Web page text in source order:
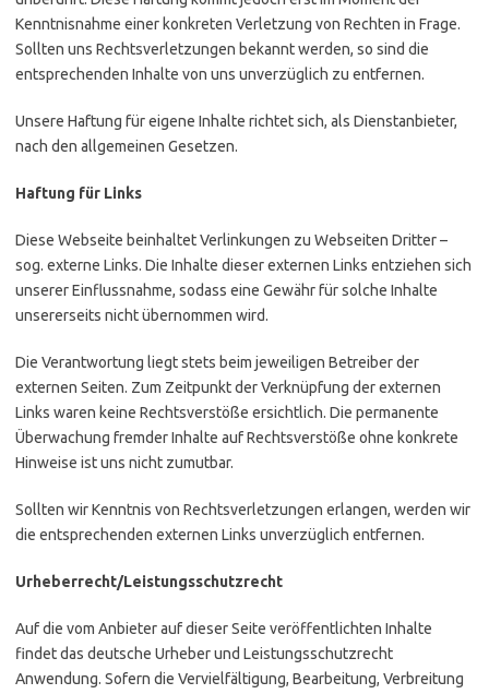
Kenntnisnahme einer konkreten Verletzung von Rechten in Frage.
Sollten uns Rechtsverletzungen bekannt werden, so sind die
entsprechenden Inhalte von uns unverzüglich zu entfernen.
Unsere Haftung für eigene Inhalte richtet sich, als Dienstanbieter,
nach den allgemeinen Gesetzen.
Haftung für Links
Diese Webseite beinhaltet Verlinkungen zu Webseiten Dritter –
sog. externe Links. Die Inhalte dieser externen Links entziehen sich
unserer Einflussnahme, sodass eine Gewähr für solche Inhalte
unsererseits nicht übernommen wird.
Die Verantwortung liegt stets beim jeweiligen Betreiber der
externen Seiten. Zum Zeitpunkt der Verknüpfung der externen
Links waren keine Rechtsverstöße ersichtlich. Die permanente
Überwachung fremder Inhalte auf Rechtsverstöße ohne konkrete
Hinweise ist uns nicht zumutbar.
Sollten wir Kenntnis von Rechtsverletzungen erlangen, werden wir
die entsprechenden externen Links unverzüglich entfernen.
Urheberrecht/Leistungsschutzrecht
Auf die vom Anbieter auf dieser Seite veröffentlichten Inhalte
findet das deutsche Urheber und Leistungsschutzrecht
Anwendung. Sofern die Vervielfältigung, Bearbeitung, Verbreitung